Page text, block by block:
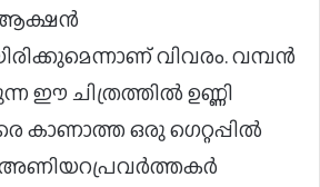
ആക്ഷന്‍
വിവരം. വമ്പന്‍
ഈ ചിത്രത്തില്‍ ഉണ്ണി
ഒരു ഗെറ്റപ്പില്‍